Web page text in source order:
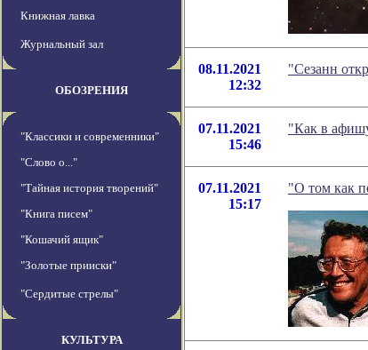
Книжная лавка
Журнальный зал
ОБОЗРЕНИЯ
"Классики и современники"
"Слово о..."
"Тайная история творений"
"Книга писем"
"Кошачий ящик"
"Золотые прииски"
"Сердитые стрелы"
КУЛЬТУРА
08.11.2021
12:32
"Сезанн
07.11.2021
15:46
"Как в
07.11.2021
15:17
"О том как